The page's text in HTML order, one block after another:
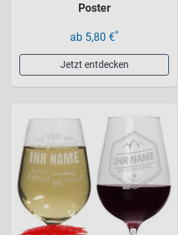
Poster
ab 5,80 €*
Jetzt entdecken